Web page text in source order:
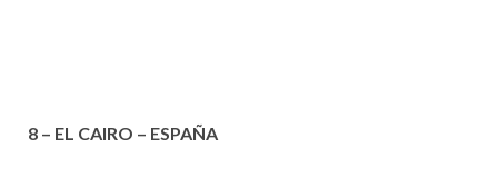
8 – EL CAIRO – ESPAÑA